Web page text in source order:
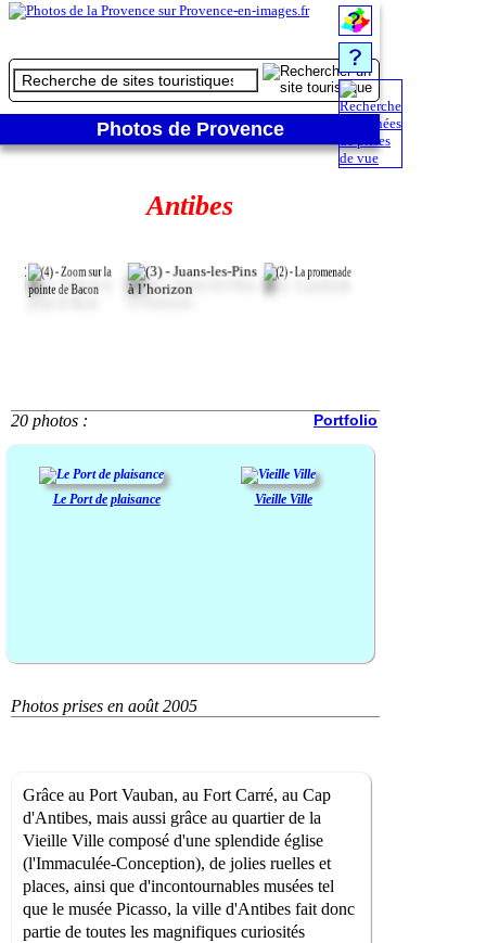
Photos de Provence
Antibes
20 photos : Portfolio
Le Port de plaisance Vieille Ville
Photos prises en août 2005
Grâce au Port Vauban, au Fort Carré, au Cap
d'Antibes, mais aussi grâce au quartier de la
Vieille Ville composé d'une splendide église
(l'Immaculée-Conception), de jolies ruelles et
places, ainsi que d'incontournables musées tel
que le musée Picasso, la ville d'Antibes fait donc
partie de toutes les magnifiques curiosités